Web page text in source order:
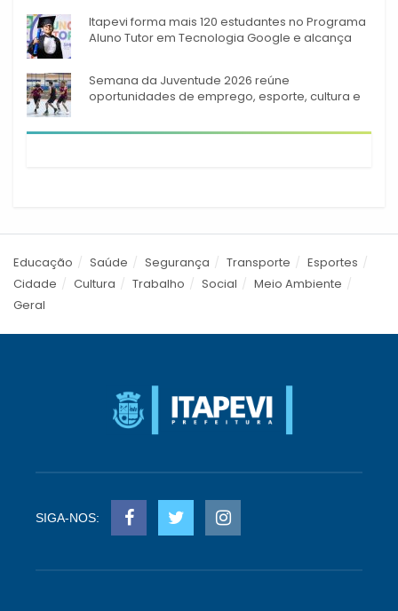
Itapevi forma mais 120 estudantes no Programa
Aluno Tutor em Tecnologia Google e alcança
Semana da Juventude 2026 reúne
oportunidades de emprego, esporte, cultura e
Educação Saúde Segurança Transporte
Esportes
Cidade
Cultura Trabalho Social
Meio Ambiente
Geral
SIGA-NOS: